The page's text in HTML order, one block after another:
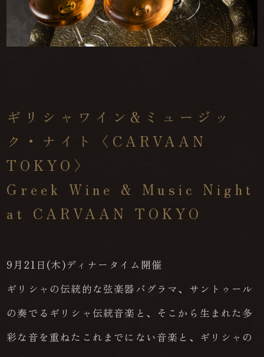
ギリシャワイン&ミュージッ
ク・ナイト〈CARVAAN
TOKYO〉
Greek Wine & Music Night
at CARVAAN TOKYO
9月21日(木)ディナータイム開催
ギリシャの伝統的な弦楽器バグラマ、サントゥール
の奏でるギリシャ伝統音楽と、そこから生まれた多
彩な音を重ねたこれまでにない音楽と、ギリシャの